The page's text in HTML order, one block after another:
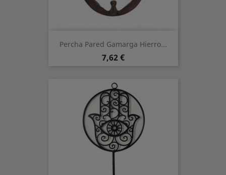
Percha Pared Gamarga Hierro...
Preis
7,62 €